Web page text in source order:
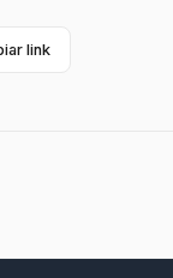
link